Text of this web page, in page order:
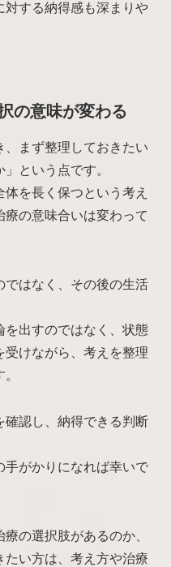
対する納得感も深まりや
の意味が変わる
、まず整理しておきたい
という点です。
を長く保つという考え
の意味合いは変わって
ではなく、その後の生活
を出すのではなく、状態
けながら、考えを整理
確認し、納得できる判断
手がかりになれば幸いで
の選択肢があるのか、
たい方は、考え方や治療